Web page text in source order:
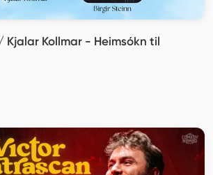
Kollmar - Heimsókn til